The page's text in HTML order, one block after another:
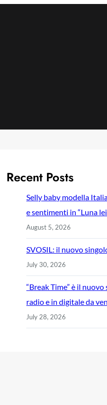
Recent Posts
Selly baby modella
e sentimenti in “Luna
August 5, 2026
SVOSIL: il nuovo
July 30, 2026
“Break Time” è il
radio e in digitale da
July 28, 2026